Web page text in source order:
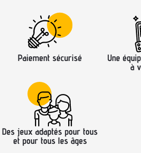
Paiement sécurisé
Une
à
Des jeux adaptés pour tous
et pour tous les âges